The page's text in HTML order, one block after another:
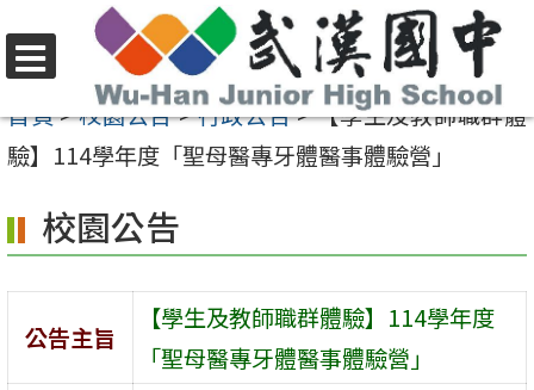
至
要
容
區
選
單
首頁>校園公告>行政公告>【學生及教師職群體
驗】114學年度「聖母醫專牙體醫事體驗營」
校園公告
公告主旨
【學生及教師職群體驗】114學年度
「聖母醫專牙體醫事體驗營」